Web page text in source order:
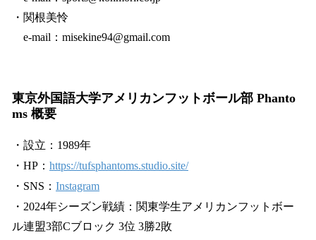
・関根美怜
e-mail：misekine94@gmail.com
東京外国語大学アメリカンフットボール部 Phanto
ms 概要
・設立：1989年
・HP： https://tufsphantoms.studio.site/
・SNS： Instagram
・2024年シーズン戦績：関東学生アメリカンフットボー
ル連盟3部Cブロック 3位 3勝2敗